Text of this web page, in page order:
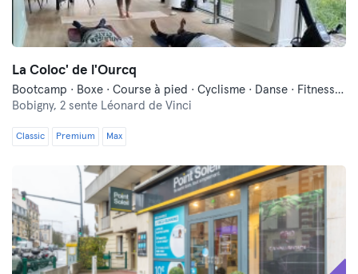
La Coloc' de l'Ourcq
Bootcamp · Boxe · Course à pied · Cyclisme · Danse · Fitness · Méditation · Natation · Pilates · Self-défense · Yoga
Bobigny, 2 sente Léonard de Vinci
Classic Premium Max